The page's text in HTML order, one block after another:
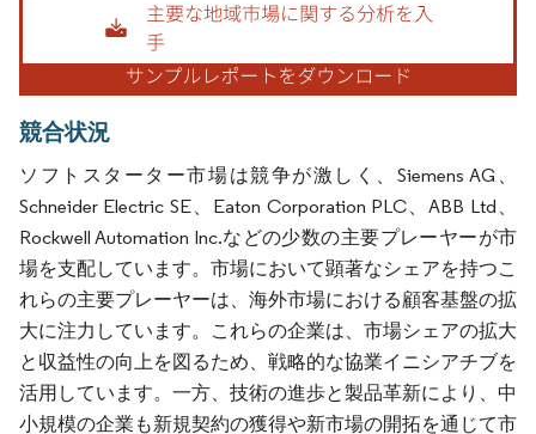
競合状況
ソフトスターター市場は競争が激しく、Siemens AG、
Schneider Electric SE、Eaton Corporation PLC、ABB Ltd、
Rockwell Automation Inc.などの少数の主要プレーヤーが市
場を支配しています。市場において顕著なシェアを持つこ
れらの主要プレーヤーは、海外市場における顧客基盤の拡
大に注力しています。これらの企業は、市場シェアの拡大
と収益性の向上を図るため、戦略的な協業イニシアチブを
活用しています。一方、技術の進歩と製品革新により、中
小規模の企業も新規契約の獲得や新市場の開拓を通じて市